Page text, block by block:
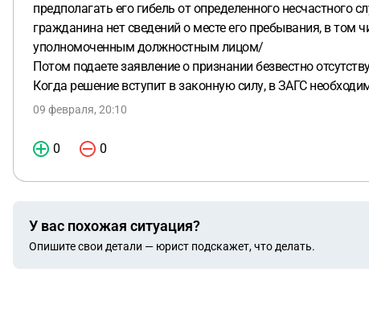
предполагать его гибель от определенного несчастного
гражданина нет сведений о месте его пребывания, в
уполномоченным должностным лицом/
Потом подаете заявление о признании безвестно
Когда решение вступит в законную силу, в ЗАГС
09 февраля, 20:10
0 0
У вас похожая ситуация?
Опишите свои детали — юрист подскажет, что делать.